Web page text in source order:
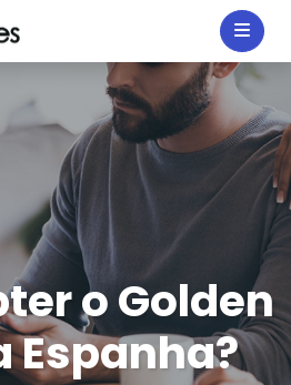
o Golden
Espanha?